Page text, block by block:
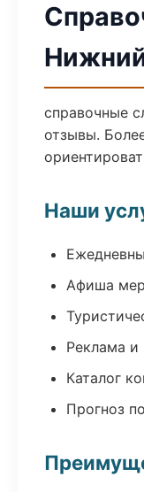
справочные
отзывы.
Наши
Афиша
Реклама и
Каталог
Прогноз